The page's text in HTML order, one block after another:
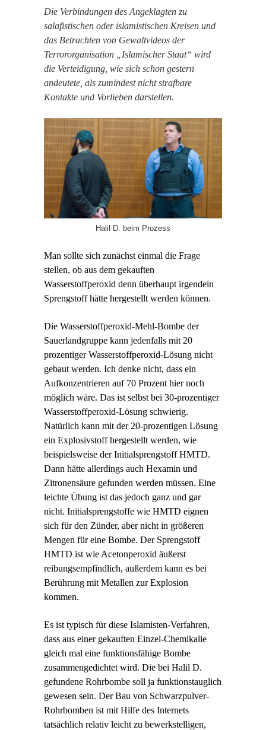
Die Verbindungen des Angeklagten zu
salafistischen oder islamistischen Kreisen und
das Betrachten von Gewaltvideos der
Terrororganisation „Islamischer Staat“ wird
die Verteidigung, wie sich schon gestern
andeutete, als zumindest nicht strafbare
Kontakte und Vorlieben darstellen.
Halil D. beim Prozess
Man sollte sich zunächst einmal die Frage
stellen, ob aus dem gekauften
Wasserstoffperoxid denn überhaupt irgendein
Sprengstoff hätte hergestellt werden können.
Die Wasserstoffperoxid-Mehl-Bombe der
Sauerlandgruppe kann jedenfalls mit 20
prozentiger Wasserstoffperoxid-Lösung nicht
gebaut werden. Ich denke nicht, dass ein
Aufkonzentrieren auf 70 Prozent hier noch
möglich wäre. Das ist selbst bei 30-prozentiger
Wasserstoffperoxid-Lösung schwierig.
Natürlich kann mit der 20-prozentigen Lösung
ein Explosivstoff hergestellt werden, wie
beispielsweise der Initialsprengstoff HMTD.
Dann hätte allerdings auch Hexamin und
Zitronensäure gefunden werden müssen. Eine
leichte Übung ist das jedoch ganz und gar
nicht. Initialsprengstoffe wie HMTD eignen
sich für den Zünder, aber nicht in größeren
Mengen für eine Bombe. Der Sprengstoff
HMTD ist wie Acetonperoxid äußerst
reibungsempfindlich, außerdem kann es bei
Berührung mit Metallen zur Explosion
kommen.
Es ist typisch für diese Islamisten-Verfahren,
dass aus einer gekauften Einzel-Chemikalie
gleich mal eine funktionsfähige Bombe
zusammengedichtet wird. Die bei Halil D.
gefundene Rohrbombe soll ja funktionstauglich
gewesen sein. Der Bau von Schwarzpulver-
Rohrbomben ist mit Hilfe des Internets
tatsächlich relativ leicht zu bewerkstelligen,